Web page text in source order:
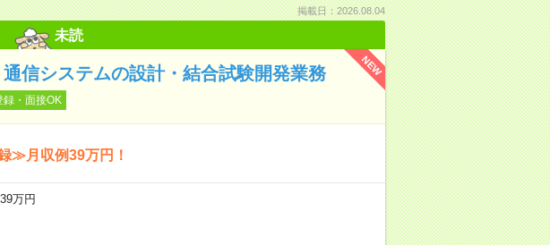
掲載日：2026.08.04
未読
NEW
信システムの設計・結合試験開発業務
録・面接OK
≫月収例39万円！
万円